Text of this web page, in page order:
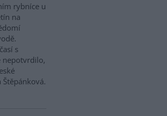
rybníce u
na
s
nepotvrdilo,
Štěpánková.